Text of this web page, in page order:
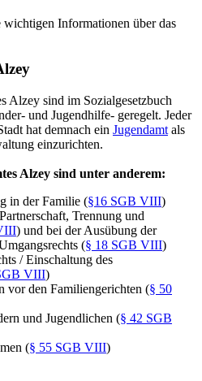
Informationen über das
Alzey sind im Sozialgesetzbuch
und Jugendhilfe- geregelt. Jeder
hat demnach ein Jugendamt als
einzurichten.
Alzey sind unter anderem:
in der Familie (§16 SGB VIII)
Trennung und
) und bei der Ausübung der
(§ 18 SGB VIII)
/ Einschaltung des
VIII)
vor den Familiengerichten (§ 50
und Jugendlichen (§ 42 SGB
(§ 55 SGB VIII)